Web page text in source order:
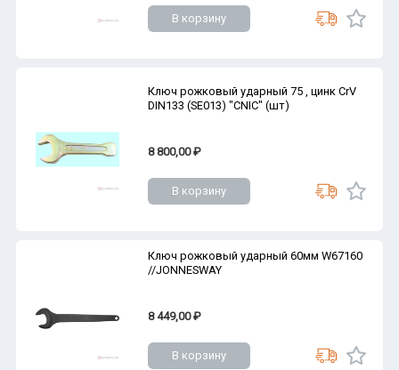
В корзину
Ключ рожковый ударный 75 , цинк CrV
DIN133 (SE013) "CNIC" (шт)
8 800,00 ₽
В корзину
Ключ рожковый ударный 60мм W67160
//JONNESWAY
8 449,00 ₽
В корзину